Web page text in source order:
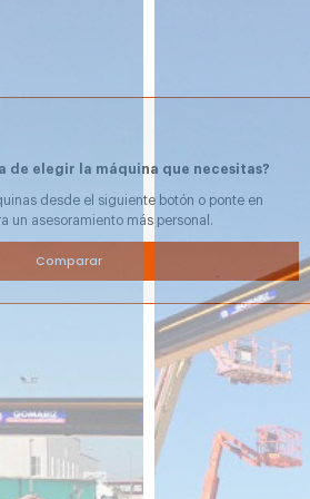
de elegir la máquina que necesitas?
desde el siguiente botón o ponte en
un asesoramiento más personal.
Comparar